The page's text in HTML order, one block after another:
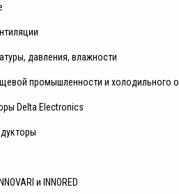
давления, влажности
промышленности и холодильного
Delta Electronics
и INNORED